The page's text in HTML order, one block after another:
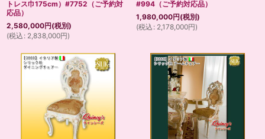
トレス巾175cm）#7752（ご予約対
応品）
2,580,000円(税別)
(税込 : 2,838,000円)
#994（ご予約対応品）
1,980,000円(税別)
(税込 : 2,178,000円)